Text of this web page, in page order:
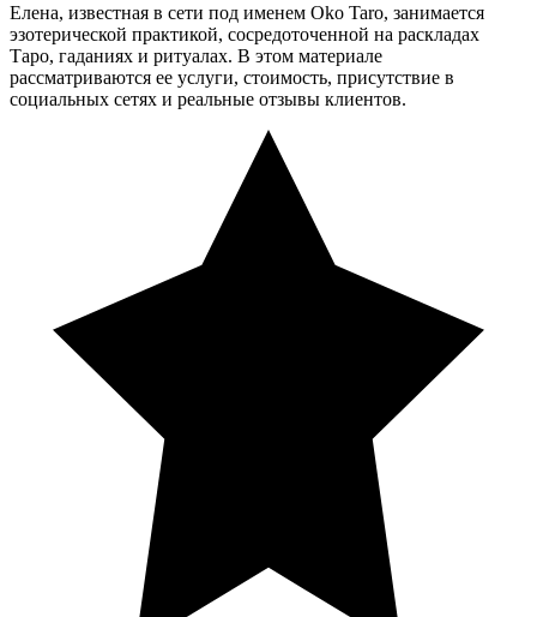
Елена, известная в сети под именем Oko Taro, занимается
эзотерической практикой, сосредоточенной на раскладах
Таро, гаданиях и ритуалах. В этом материале
рассматриваются ее услуги, стоимость, присутствие в
социальных сетях и реальные отзывы клиентов.